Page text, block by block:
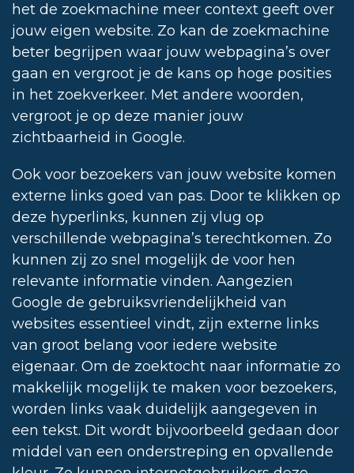
het de zoekmachine meer context geeft over
jouw eigen website. Zo kan de zoekmachine
beter begrijpen waar jouw webpagina’s over
gaan en vergroot je de kans op hoge posities
in het zoekverkeer. Met andere woorden,
vergroot je op deze manier jouw
zichtbaarheid in Google.
Ook voor bezoekers van jouw website komen
externe links goed van pas. Door te klikken op
deze hyperlinks, kunnen zij vlug op
verschillende webpagina’s terechtkomen. Zo
kunnen zij zo snel mogelijk de voor hen
relevante informatie vinden. Aangezien
Google de gebruiksvriendelijkheid van
websites essentieel vindt, zijn externe links
van groot belang voor iedere website
eigenaar. Om de zoektocht naar informatie zo
makkelijk mogelijk te maken voor bezoekers,
worden links vaak duidelijk aangegeven in
een tekst. Dit wordt bijvoorbeeld gedaan door
middel van een onderstreping en opvallende